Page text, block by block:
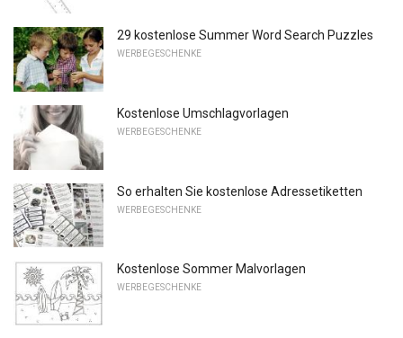
29 kostenlose Summer Word Search Puzzles
WERBEGESCHENKE
Kostenlose Umschlagvorlagen
WERBEGESCHENKE
So erhalten Sie kostenlose Adressetiketten
WERBEGESCHENKE
Kostenlose Sommer Malvorlagen
WERBEGESCHENKE